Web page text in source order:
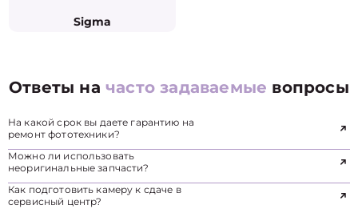
Sigma
Ответы начасто задаваемые вопросы
На какой срок вы даете гарантию на
ремонт фототехники?
Можно ли использовать
неоригинальные запчасти?
Как подготовить камеру к сдаче в
сервисный центр?